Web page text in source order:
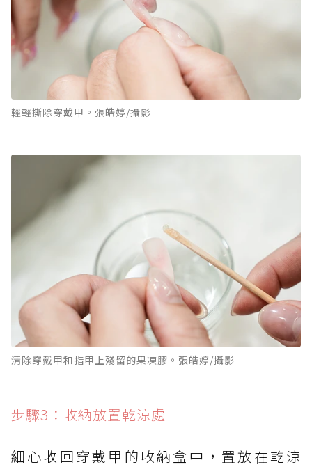
輕輕撕除穿戴甲。張皓婷/攝影
清除穿戴甲和指甲上殘留的果凍膠。張皓婷/攝影
步驟3：收納放置乾涼處
細心收回穿戴甲的收納盒中，置放在乾涼